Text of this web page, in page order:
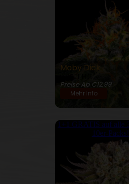
Moby Dick
Preise Ab €12.99
Mehr Info
1+1 GRATIS auf alle
10er-Packs!